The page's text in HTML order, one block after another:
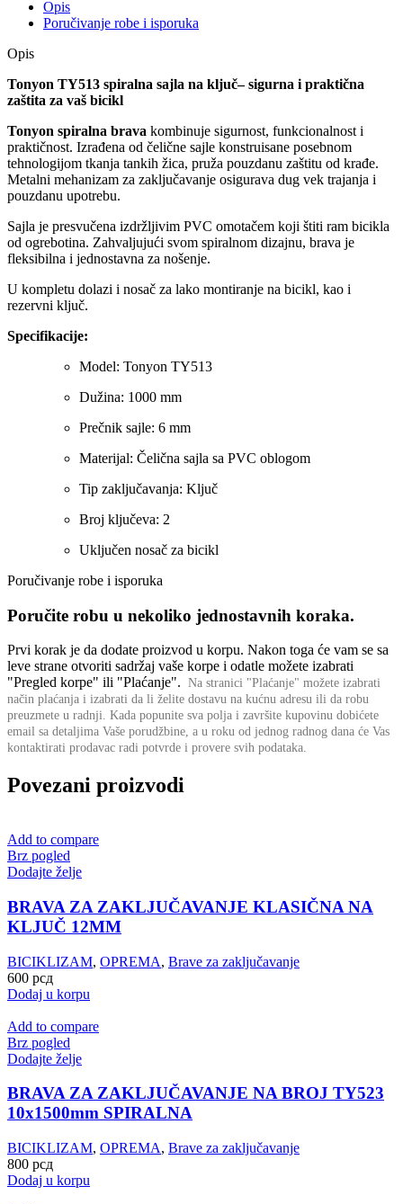
Opis
Poručivanje robe i isporuka
Opis
Tonyon TY513 spiralna sajla na ključ– sigurna i praktična
zaštita za vaš bicikl
Tonyon spiralna brava kombinuje sigurnost, funkcionalnost i
praktičnost. Izrađena od čelične sajle konstruisane posebnom
tehnologijom tkanja tankih žica, pruža pouzdanu zaštitu od krađe.
Metalni mehanizam za zaključavanje osigurava dug vek trajanja i
pouzdanu upotrebu.
Sajla je presvučena izdržljivim PVC omotačem koji štiti ram bicikla
od ogrebotina. Zahvaljujući svom spiralnom dizajnu, brava je
fleksibilna i jednostavna za nošenje.
U kompletu dolazi i nosač za lako montiranje na bicikl, kao i
rezervni ključ.
Specifikacije:
Model: Tonyon TY513
Dužina: 1000 mm
Prečnik sajle: 6 mm
Materijal: Čelična sajla sa PVC oblogom
Tip zaključavanja: Ključ
Broj ključeva: 2
Uključen nosač za bicikl
Poručivanje robe i isporuka
Poručite robu u nekoliko jednostavnih koraka.
Prvi korak je da dodate proizvod u korpu. Nakon toga će vam se sa
leve strane otvoriti sadržaj vaše korpe i odatle možete izabrati
"Pregled korpe" ili "Plaćanje". Na stranici "Plaćanje" možete izabrati
način plaćanja i izabrati da li želite dostavu na kućnu adresu ili da robu
preuzmete u radnji. Kada popunite sva polja i završite kupovinu dobićete
email sa detaljima Vaše porudžbine, a u roku od jednog radnog dana će Vas
kontaktirati prodavac radi potvrde i provere svih podataka.
Povezani proizvodi
Add to compare
Brz pogled
Dodajte želje
BRAVA ZA ZAKLJUČAVANJE KLASIČNA NA
KLJUČ 12MM
BICIKLIZAM, OPREMA, Brave za zaključavanje
600 рсд
Dodaj u korpu
Add to compare
Brz pogled
Dodajte želje
BRAVA ZA ZAKLJUČAVANJE NA BROJ TY523
10x1500mm SPIRALNA
BICIKLIZAM, OPREMA, Brave za zaključavanje
800 рсд
Dodaj u korpu